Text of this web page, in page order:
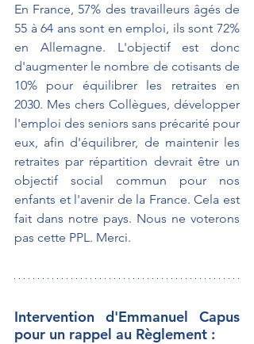
En France, 57% des travailleurs âgés de
55 à 64 ans sont en emploi, ils sont 72%
en Allemagne. L'objectif est donc
d'augmenter le nombre de cotisants de
10% pour équilibrer les retraites en
2030. Mes chers Collègues, développer
l'emploi des seniors sans précarité pour
eux, afin d'équilibrer, de maintenir les
retraites par répartition devrait être un
objectif social commun pour nos
enfants et l'avenir de la France. Cela est
fait dans notre pays. Nous ne voterons
pas cette PPL. Merci.
Intervention d'Emmanuel Capus
pour un rappel au Règlement :